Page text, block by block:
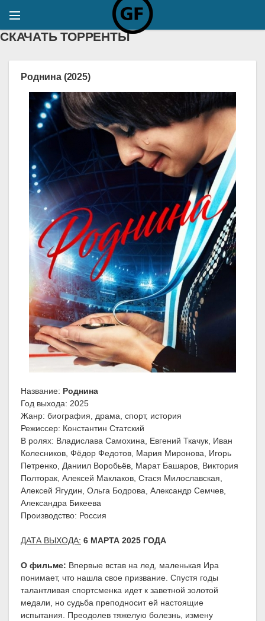
СКАЧАТЬ ТОРРЕНТЫ
Роднина (2025)
Название: Роднина
Год выхода: 2025
Жанр: биография, драма, спорт, история
Режиссер: Константин Статский
В ролях: Владислава Самохина, Евгений Ткачук, Иван
Колесников, Фёдор Федотов, Мария Миронова, Игорь
Петренко, Даниил Воробьёв, Марат Башаров, Виктория
Полторак, Алексей Маклаков, Стася Милославская,
Алексей Ягудин, Ольга Бодрова, Александр Семчев,
Александра Бикеева
Производство: Россия
ДАТА ВЫХОДА: 6 МАРТА 2025 ГОДА
О фильме: Впервые встав на лед, маленькая Ира
понимает, что нашла свое призвание. Спустя годы
талантливая спортсменка идет к заветной золотой
медали, но судьба преподносит ей настоящие
испытания. Преодолев тяжелую болезнь, измену